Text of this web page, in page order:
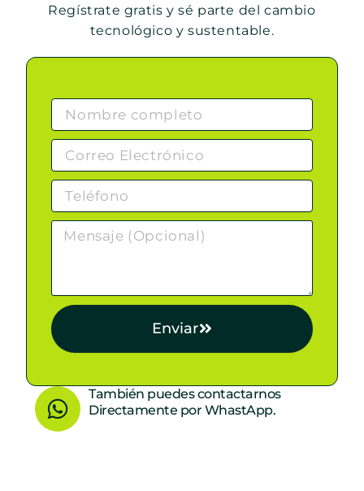
Regístrate gratis y sé parte del cambio
tecnológico y sustentable.
Enviar
W
h
También puedes contactarnos
Directamente por WhastApp.